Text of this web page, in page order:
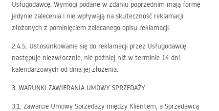
Usługodawcę. Wymogi podane w zdaniu poprzednim mają formę
jedynie zalecenia i nie wpływają na skuteczność reklamacji
złożonych z pominięciem zalecanego opisu reklamacji.
2.4.5. Ustosunkowanie się do reklamacji przez Usługodawcę
następuje niezwłocznie, nie później niż w terminie 14 dni
kalendarzowych od dnia jej złożenia.
3. WARUNKI ZAWIERANIA UMOWY SPRZEDAŻY
3.1. Zawarcie Umowy Sprzedaży między Klientem, a Sprzedawcą